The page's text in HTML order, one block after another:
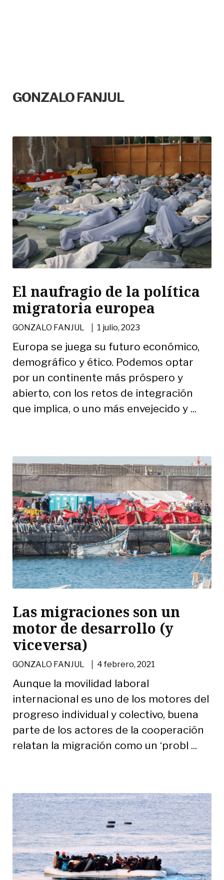
GONZALO FANJUL
El naufragio de la política
migratoria europea
GONZALO FANJUL | 1 julio, 2023
Europa se juega su futuro económico,
demográfico y ético. Podemos optar
por un continente más próspero y
abierto, con los retos de integración
que implica, o uno más envejecido y ...
Las migraciones son un
motor de desarrollo (y
viceversa)
GONZALO FANJUL | 4 febrero, 2021
Aunque la movilidad laboral
internacional es uno de los motores del
progreso individual y colectivo, buena
parte de los actores de la cooperación
relatan la migración como un ‘probl ...